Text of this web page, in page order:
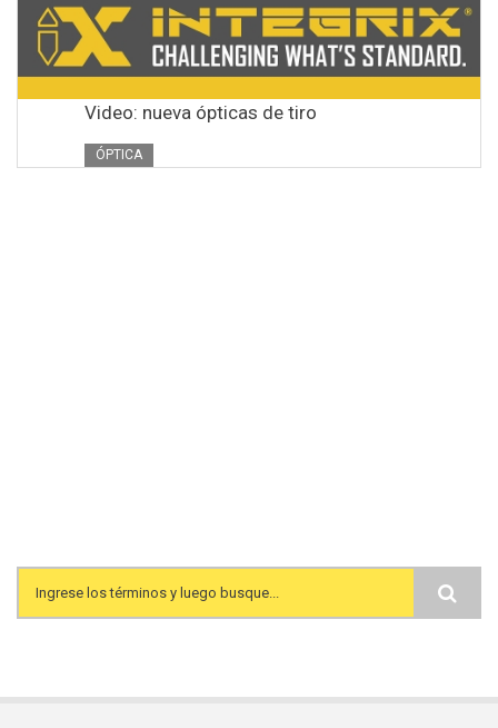
Video: nueva ópticas de tiro
ÓPTICA
Search form